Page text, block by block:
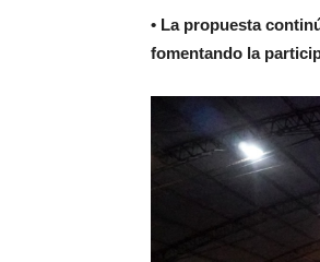
• La propuesta
fomentando la